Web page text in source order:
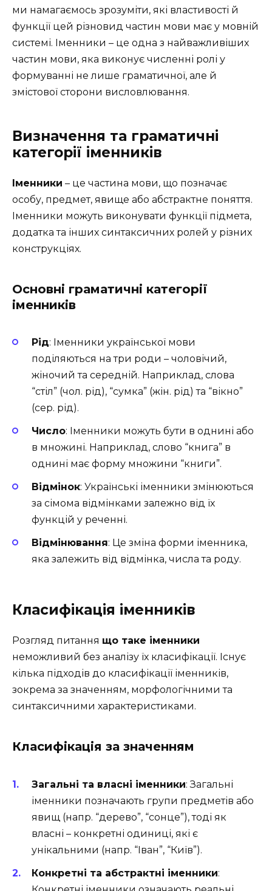
ми намагаємось зрозуміти, які властивості й
функції цей різновид частин мови має у мовній
системі. Іменники – це одна з найважливіших
частин мови, яка виконує численні ролі у
формуванні не лише граматичної, але й
змістової сторони висловлювання.
Визначення та граматичні
категорії іменників
Іменники – це частина мови, що позначає
особу, предмет, явище або абстрактне поняття.
Іменники можуть виконувати функції підмета,
додатка та інших синтаксичних ролей у різних
конструкціях.
Основні граматичні категорії
іменників
Рід: Іменники української мови
поділяються на три роди – чоловічий,
жіночий та середній. Наприклад, слова
“стіл” (чол. рід), “сумка” (жін. рід) та “вікно”
(сер. рід).
Число: Іменники можуть бути в однині або
в множині. Наприклад, слово “книга” в
однині має форму множини “книги”.
Відмінок: Українські іменники змінюються
за сімома відмінками залежно від їх
функцій у реченні.
Відмінювання: Це зміна форми іменника,
яка залежить від відмінка, числа та роду.
Класифікація іменників
Розгляд питання що таке іменники
неможливий без аналізу їх класифікації. Існує
кілька підходів до класифікації іменників,
зокрема за значенням, морфологічними та
синтаксичними характеристиками.
Класифікація за значенням
Загальні та власні іменники: Загальні
іменники позначають групи предметів або
явищ (напр. “дерево”, “сонце”), тоді як
власні – конкретні одиниці, які є
унікальними (напр. “Іван”, “Київ”).
Конкретні та абстрактні іменники: